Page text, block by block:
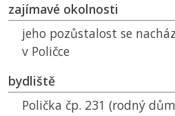
zajímavé okolnosti
jeho pozůstalost se
v Poličce
bydliště
Polička čp. 231 (rodný